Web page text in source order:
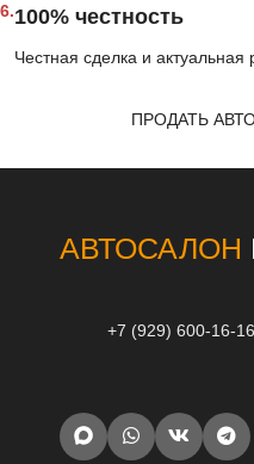
6.100% честность
Честная сделка и
ПРОДАТЬ
АВТОСАЛОН
+7 (929) 600-16-16